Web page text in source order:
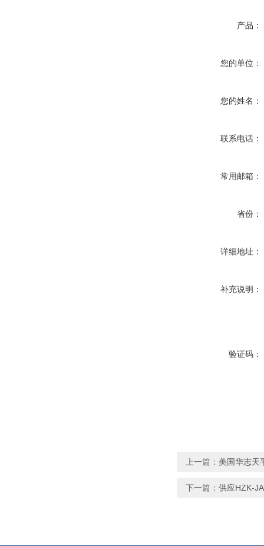
产品：
您的单位：
您的姓名：
联系电话：
常用邮箱：
省份：
详细地址：
补充说明：
验证码：
上一篇： 美国华志天
下一篇： 供应HZK-